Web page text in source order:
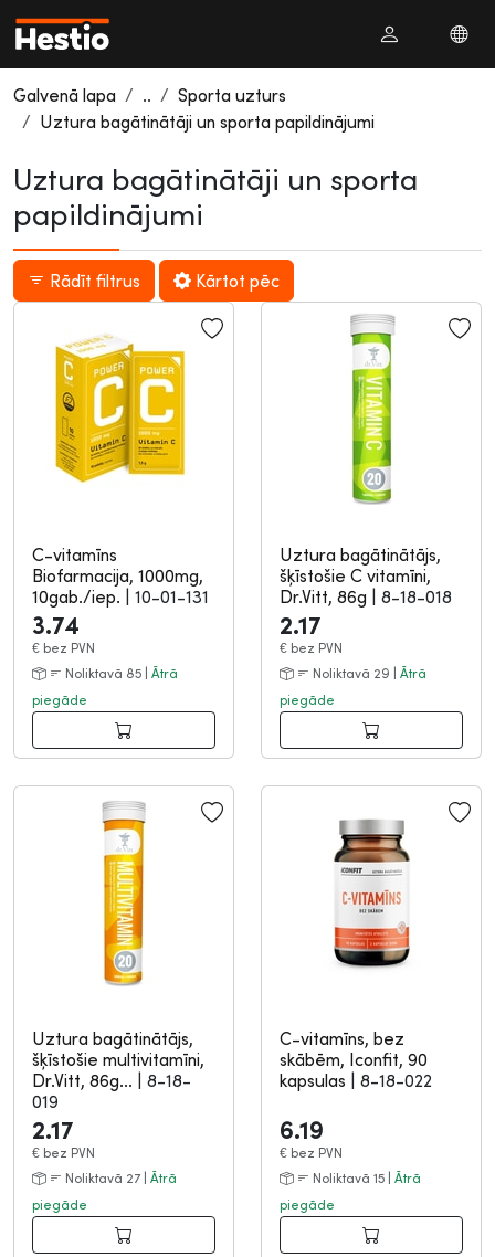
Galvenā lapa ..
Sporta uzturs
Uztura bagātinātāji un sporta papildinājumi
Uztura bagātinātāji un sporta
papildinājumi
Rādīt filtrus Kārtot pēc
C-vitamīns
Biofarmacija, 1000mg,
10gab./iep.
10-01-131
3.74
€ bez PVN
Noliktavā 85 | Ātrā
piegāde
Uztura bagātinātājs,
šķīstošie C vitamīni,
Dr.Vitt, 86g
8-18-018
2.17
€ bez PVN
Noliktavā 29 | Ātrā
piegāde
Uztura bagātinātājs,
šķīstošie multivitamīni,
Dr.Vitt, 86g...
8-18-
019
2.17
€ bez PVN
Noliktavā 27 | Ātrā
piegāde
C-vitamīns, bez
skābēm, Iconfit, 90
kapsulas
8-18-022
6.19
€ bez PVN
Noliktavā 15 | Ātrā
piegāde